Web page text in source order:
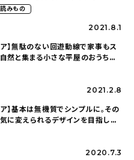
と集まる小さな平屋のおうち
ん）
読みもの
2021.8.1
ア】無駄のない回遊動線で家事もス
然と集まる小さな平屋のおうち
ん）
2021.2.8
】基本は無機質でシンプルに。その
に変えられるデザインを目指して
にしていた私の暮らす家（tn.h.m
2020.7.3